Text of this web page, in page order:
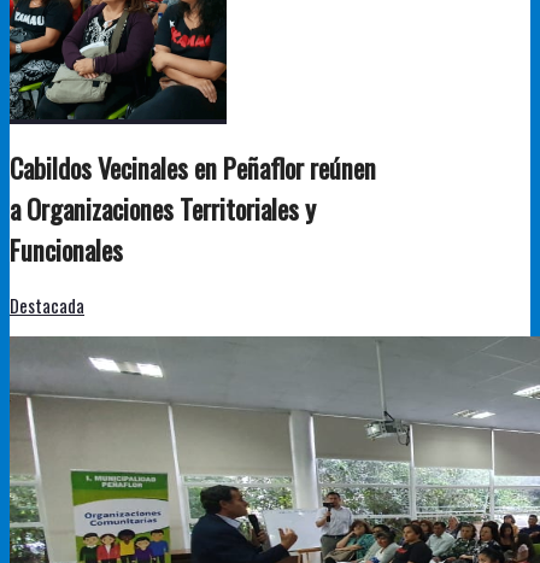
Cabildos Vecinales en Peñaflor reúnen
a Organizaciones Territoriales y
Funcionales
Destacada